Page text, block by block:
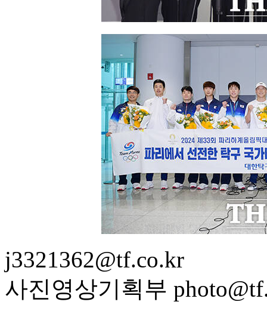
j3321362@tf.co.kr
사진영상기획부